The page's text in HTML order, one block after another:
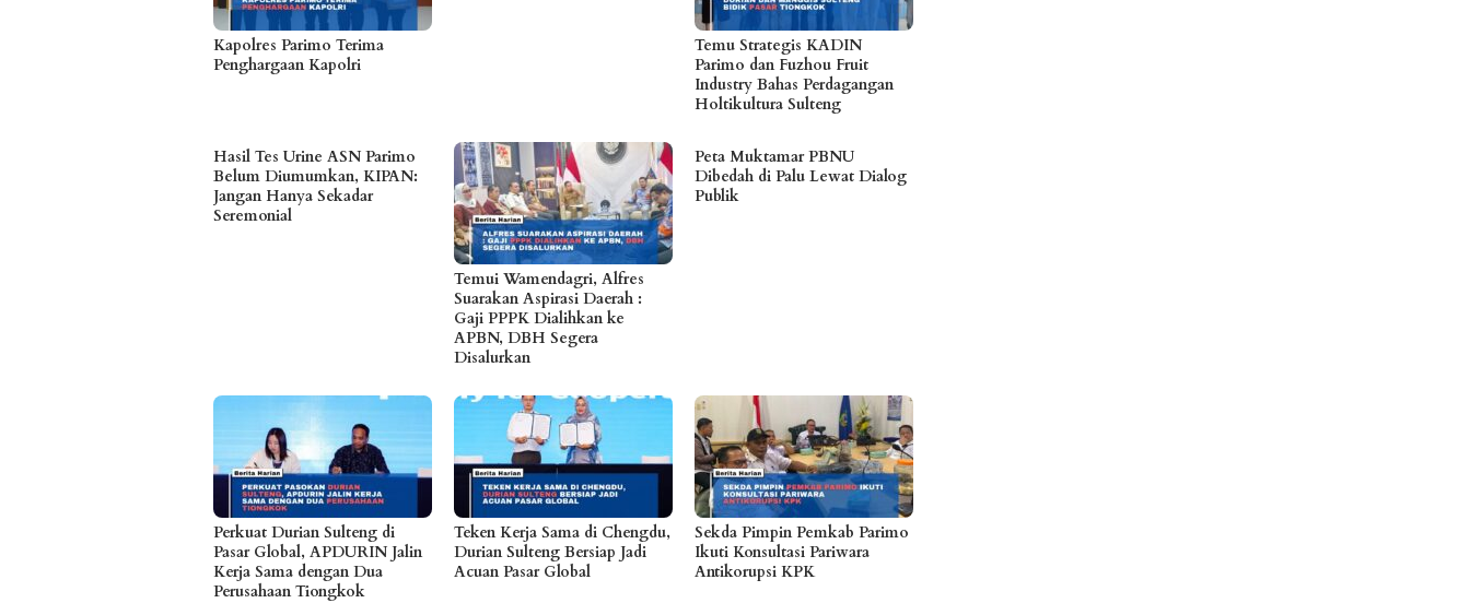
Kapolres Parimo Terima
Penghargaan Kapolri
Temu Strategis KADIN
Parimo dan Fuzhou Fruit
Industry Bahas Perdagangan
Holtikultura Sulteng
Hasil Tes Urine ASN Parimo
Belum Diumumkan, KIPAN:
Jangan Hanya Sekadar
Seremonial
Temui Wamendagri, Alfres
Suarakan Aspirasi Daerah :
Gaji PPPK Dialihkan ke
APBN, DBH Segera
Disalurkan
Peta Muktamar PBNU
Dibedah di Palu Lewat Dialog
Publik
Perkuat Durian Sulteng di
Pasar Global, APDURIN Jalin
Kerja Sama dengan Dua
Perusahaan Tiongkok
Teken Kerja Sama di Chengdu,
Durian Sulteng Bersiap Jadi
Acuan Pasar Global
Sekda Pimpin Pemkab Parimo
Ikuti Konsultasi Pariwara
Antikorupsi KPK